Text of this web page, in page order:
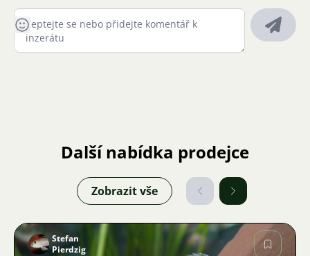
Další nabídka prodejce
Zobrazit vše
Stefan
Pierdzig